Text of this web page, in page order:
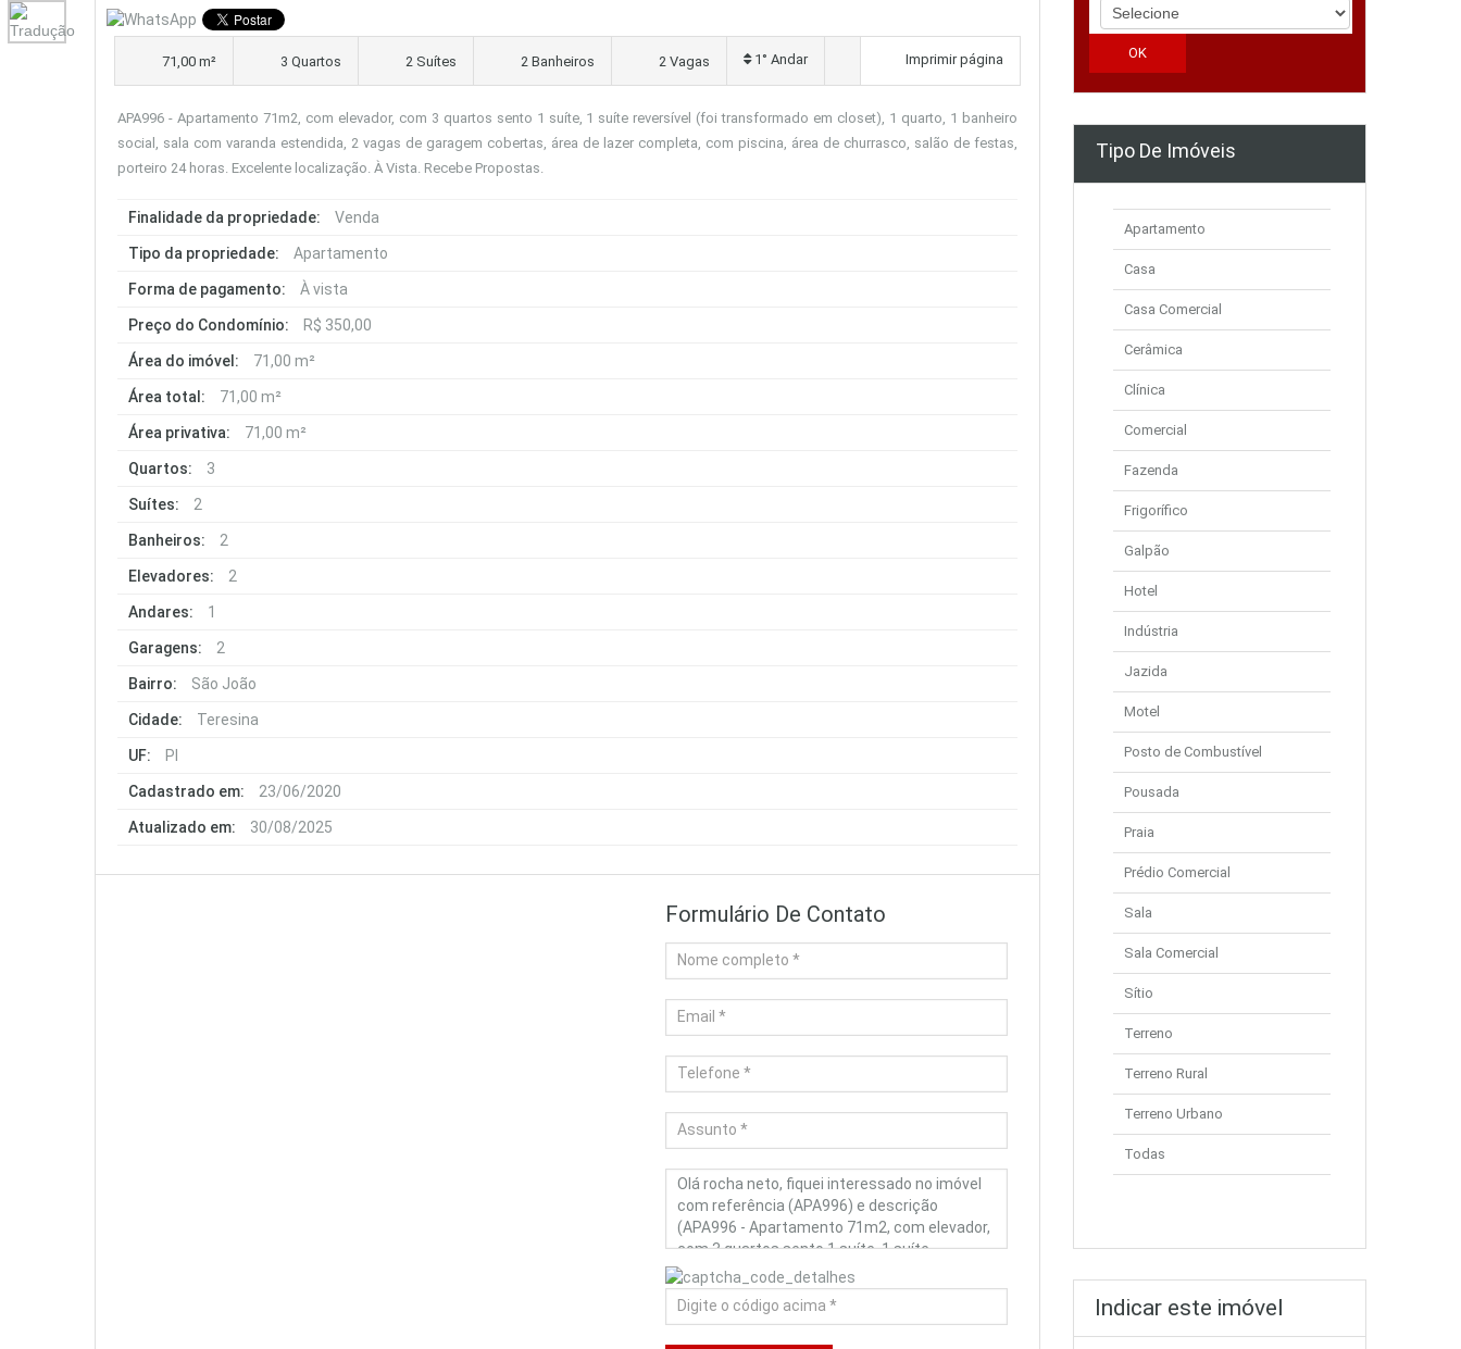
71,00 m² 3 Quartos 2 Suítes 2 Banheiros 2 Vagas 1° Andar Imprimir página
APA996 - Apartamento 71m2, com elevador, com 3 quartos sento 1 suíte, 1 suíte reversível (foi transformado em closet), 1 quarto, 1 banheiro
social, sala com varanda estendida, 2 vagas de garagem cobertas, área de lazer completa, com piscina, área de churrasco, salão de festas,
porteiro 24 horas. Excelente localização. À Vista. Recebe Propostas.
Finalidade da propriedade: Venda
Tipo da propriedade: Apartamento
Forma de pagamento: À vista
Preço do Condomínio: R$ 350,00
Área do imóvel: 71,00 m²
Área total: 71,00 m²
Área privativa: 71,00 m²
Quartos: 3
Suítes: 2
Banheiros: 2
Elevadores: 2
Andares: 1
Garagens: 2
Bairro: São João
Cidade: Teresina
UF: PI
Cadastrado em: 23/06/2020
Atualizado em: 30/08/2025
Formulário De Contato
Tipo De Imóveis
Apartamento
Casa
Casa Comercial
Cerâmica
Clínica
Comercial
Fazenda
Frigorífico
Galpão
Hotel
Indústria
Jazida
Motel
Posto de Combustível
Pousada
Praia
Prédio Comercial
Sala
Sala Comercial
Sítio
Terreno
Terreno Rural
Terreno Urbano
Todas
Indicar este imóvel